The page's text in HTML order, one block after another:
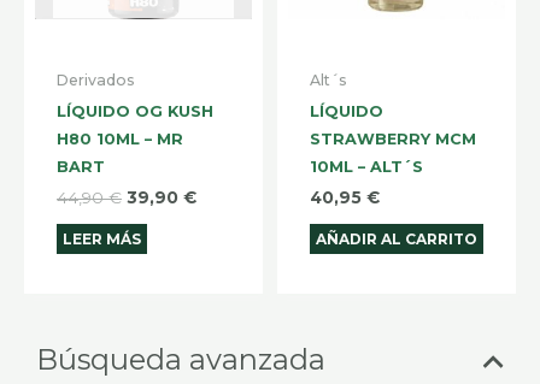
Búsqueda avanzada
una
Derivados
LÍQUIDO OG KUSH
H80 10ML – MR
BART
44,90€ 39,90 €
LEER MÁS
Alt´s
LÍQUIDO
STRAWBERRY MCM
10ML – ALT´S
40,95 €
AÑADIR AL CARRITO